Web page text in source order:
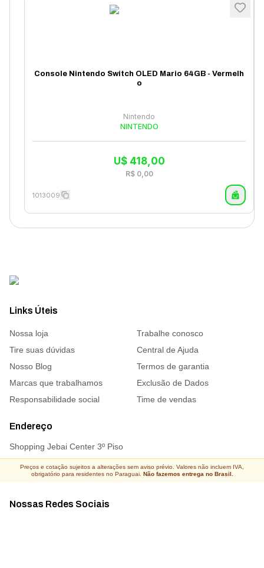
Console Nintendo Switch OLED Mario 64GB - Vermelh
o
Nintendo
NINTENDO
U$ 418,00
R$ 0,00
1013009
Links Úteis
Nossa loja
Trabalhe conosco
Tire suas dúvidas
Central de Ajuda
Nosso Blog
Termos de garantia
Marcas que trabalhamos
Exclusão de Dados
Responsabilidade social
Time de vendas
Endereço
Shopping Jebai Center 3º Piso
Nossas Redes Sociais
Preços e cotação sujeitos a alterações sem aviso prévio. Valores não incluem IVA,
obrigatório para residentes no Paraguai. Não fazemos entrega no Brasil.